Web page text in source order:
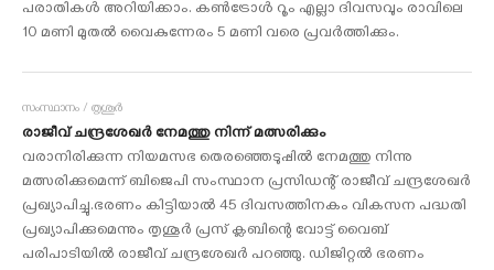
പരാതികള്‍ അറിയിക്കാം. കണ്‍ട്രോള്‍ റൂം എല്ലാ ദിവസവും രാവിലെ
10 മണി മുതല്‍ വൈകുന്നേരം 5 മണി വരെ പ്രവര്‍ത്തിക്കും.
സംസ്ഥാനം / തൃശൂര്‍
രാജീവ് ചന്ദ്രശേഖര്‍ നേമത്തു നിന്ന് മത്സരിക്കും
വരാനിരിക്കുന്ന നിയമസഭ തെരഞ്ഞെടുപ്പില്‍ നേമത്തു നിന്നു
മത്സരിക്കുമെന്ന് ബിജെപി സംസ്ഥാന പ്രസിഡന്റ് രാജീവ് ചന്ദ്രശേഖര്‍
പ്രഖ്യാപിച്ചു.ഭരണം കിട്ടിയാല്‍ 45 ദിവസത്തിനകം വികസന പദ്ധതി
പ്രഖ്യാപിക്കുമെന്നും തൃശൂര്‍ പ്രസ് ക്ലബിന്റെ വോട്ട് വൈബ്
പരിപാടിയില്‍ രാജീവ് ചന്ദ്രശേഖര്‍ പറഞ്ഞു. ഡിജിറ്റല്‍ ഭരണം